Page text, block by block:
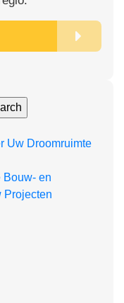
Uw Droomruimte
Bouw- en
Projecten